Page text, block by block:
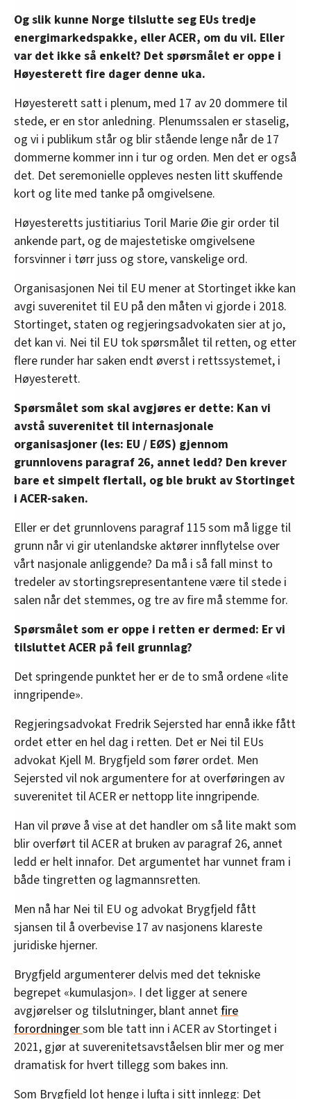
Og slik kunne Norge tilslutte seg EUs tredje
energimarkedspakke, eller ACER, om du vil. Eller
var det ikke så enkelt? Det spørsmålet er oppe i
Høyesterett fire dager denne uka.
Høyesterett satt i plenum, med 17 av 20 dommere til
stede, er en stor anledning. Plenumssalen er staselig,
og vi i publikum står og blir stående lenge når de 17
dommerne kommer inn i tur og orden. Men det er også
det. Det seremonielle oppleves nesten litt skuffende
kort og lite med tanke på omgivelsene.
Høyesteretts justitiarius Toril Marie Øie gir order til
ankende part, og de majestetiske omgivelsene
forsvinner i tørr juss og store, vanskelige ord.
Organisasjonen Nei til EU mener at Stortinget ikke kan
avgi suverenitet til EU på den måten vi gjorde i 2018.
Stortinget, staten og regjeringsadvokaten sier at jo,
det kan vi. Nei til EU tok spørsmålet til retten, og etter
flere runder har saken endt øverst i rettssystemet, i
Høyesterett.
Spørsmålet som skal avgjøres er dette: Kan vi
avstå suverenitet til internasjonale
organisasjoner (les: EU / EØS) gjennom
grunnlovens paragraf 26, annet ledd? Den krever
bare et simpelt flertall, og ble brukt av Stortinget
i ACER-saken.
Eller er det grunnlovens paragraf 115 som må ligge til
grunn når vi gir utenlandske aktører innflytelse over
vårt nasjonale anliggende? Da må i så fall minst to
tredeler av stortingsrepresentantene være til stede i
salen når det stemmes, og tre av fire må stemme for.
Spørsmålet som er oppe i retten er dermed: Er vi
tilsluttet ACER på feil grunnlag?
Det springende punktet her er de to små ordene «lite
inngripende».
Regjeringsadvokat Fredrik Sejersted har ennå ikke fått
ordet etter en hel dag i retten. Det er Nei til EUs
advokat Kjell M. Brygfjeld som fører ordet. Men
Sejersted vil nok argumentere for at overføringen av
suverenitet til ACER er nettopp lite inngripende.
Han vil prøve å vise at det handler om så lite makt som
blir overført til ACER at bruken av paragraf 26, annet
ledd er helt innafor. Det argumentet har vunnet fram i
både tingretten og lagmannsretten.
Men nå har Nei til EU og advokat Brygfjeld fått
sjansen til å overbevise 17 av nasjonens klareste
juridiske hjerner.
Brygfjeld argumenterer delvis med det tekniske
begrepet «kumulasjon». I det ligger at senere
avgjørelser og tilslutninger, blant annetfire
forordningersom ble tatt inn i ACER av Stortinget i
2021, gjør at suverenitetsavståelsen blir mer og mer
dramatisk for hvert tillegg som bakes inn.
Som Brygfjeld lot henge i lufta i sitt innlegg: Det